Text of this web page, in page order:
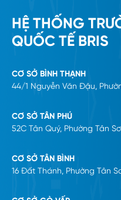
HỆ THỐNG
QUỐC TẾ BRIS
CƠ SỞ BÌNH THẠNH
44/1 Nguyễn Văn Đậu,
CƠ SỞ TÂN PHÚ
52C Tân Quý, Phường Tân
CƠ SỞ TÂN BÌNH
16 Đất Thánh, Phường Tân